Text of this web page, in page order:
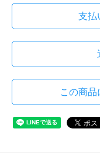
支払
この商品